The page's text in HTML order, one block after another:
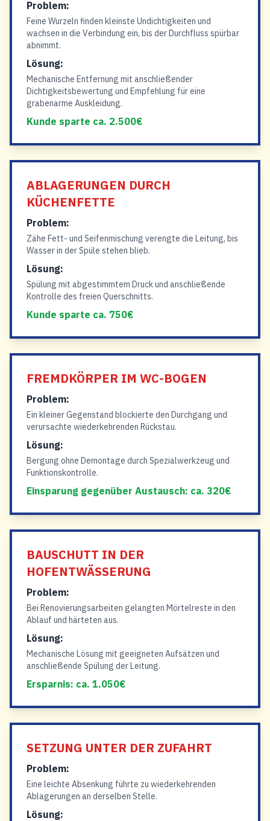
Problem:
Feine Wurzeln finden kleinste Undichtigkeiten und
wachsen in die Verbindung ein, bis der Durchfluss spürbar
abnimmt.
Lösung:
Mechanische Entfernung mit anschließender
Dichtigkeitsbewertung und Empfehlung für eine
grabenarme Auskleidung.
Kunde sparte ca. 2.500€
ABLAGERUNGEN DURCH
KÜCHENFETTE
Problem:
Zähe Fett- und Seifenmischung verengte die Leitung, bis
Wasser in der Spüle stehen blieb.
Lösung:
Spülung mit abgestimmtem Druck und anschließende
Kontrolle des freien Querschnitts.
Kunde sparte ca. 750€
FREMDKÖRPER IM WC-BOGEN
Problem:
Ein kleiner Gegenstand blockierte den Durchgang und
verursachte wiederkehrenden Rückstau.
Lösung:
Bergung ohne Demontage durch Spezialwerkzeug und
Funktionskontrolle.
Einsparung gegenüber Austausch: ca. 320€
BAUSCHUTT IN DER
HOFENTWÄSSERUNG
Problem:
Bei Renovierungsarbeiten gelangten Mörtelreste in den
Ablauf und härteten aus.
Lösung:
Mechanische Lösung mit geeigneten Aufsätzen und
anschließende Spülung der Leitung.
Ersparnis: ca. 1.050€
SETZUNG UNTER DER ZUFAHRT
Problem:
Eine leichte Absenkung führte zu wiederkehrenden
Ablagerungen an derselben Stelle.
Lösung: